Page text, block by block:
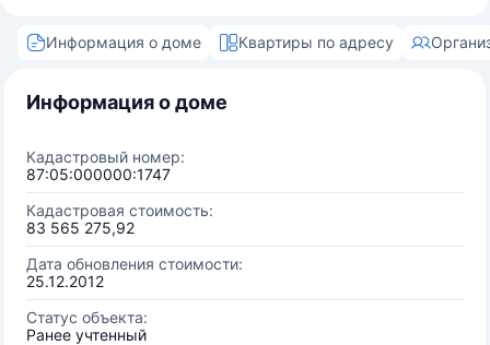
Информация о доме Квартиры по адресу
Информация о доме
Кадастровый номер:
87:05:000000:1747
Кадастровая стоимость:
83 565 275,92
Дата обновления стоимости:
25.12.2012
Статус объекта:
Ранее учтенный